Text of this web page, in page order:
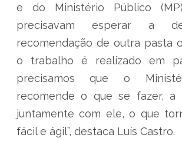
e do Ministério Público
precisavam esperar a
recomendação de outra pasta
o trabalho é realizado em
precisamos que o
recomende o que se fazer,
juntamente com ele, o que
fácil e ágil”, destaca Luís Castro.